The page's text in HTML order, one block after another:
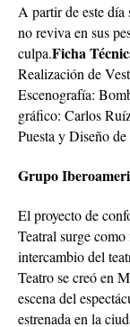
A partir de este
no reviva en sus
culpa.Ficha
Realización de
Escenografía:
gráfico: Carlos
Puesta y Diseño
Grupo
El proyecto de
Teatral surge
intercambio del
Teatro se creó en
escena del
estrenada en la